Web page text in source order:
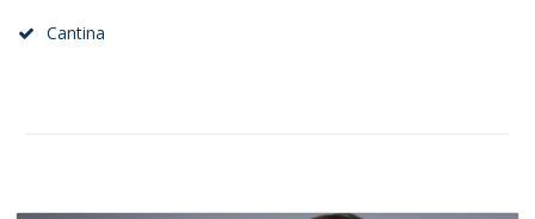
Cantina